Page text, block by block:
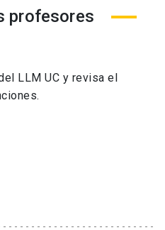
profesores
LLM UC y revisa el